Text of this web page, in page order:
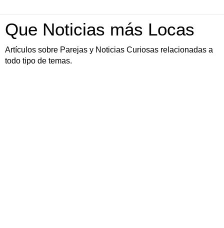
Que Noticias más Locas
Artículos sobre Parejas y Noticias Curiosas relacionadas a
todo tipo de temas.